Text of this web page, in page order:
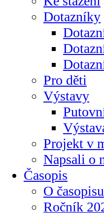
Dotazníky
Pro děti
Výstavy
Projekt v
Napsali o
Časopis
O časopisu
Ročník